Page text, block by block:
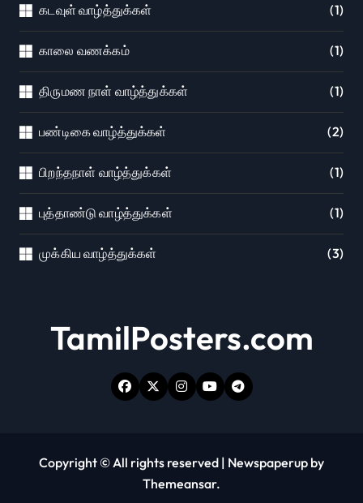
கடவுள் வாழ்த்துக்கள் (1)
காலை வணக்கம் (1)
திருமண நாள் வாழ்த்துக்கள் (1)
பண்டிகை வாழ்த்துக்கள் (2)
பிறந்தநாள் வாழ்த்துக்கள் (1)
புத்தாண்டு வாழ்த்துக்கள் (1)
முக்கிய வாழ்த்துக்கள் (3)
TamilPosters.com
Copyright © All rights reserved | Newspaperup by
Themeansar.